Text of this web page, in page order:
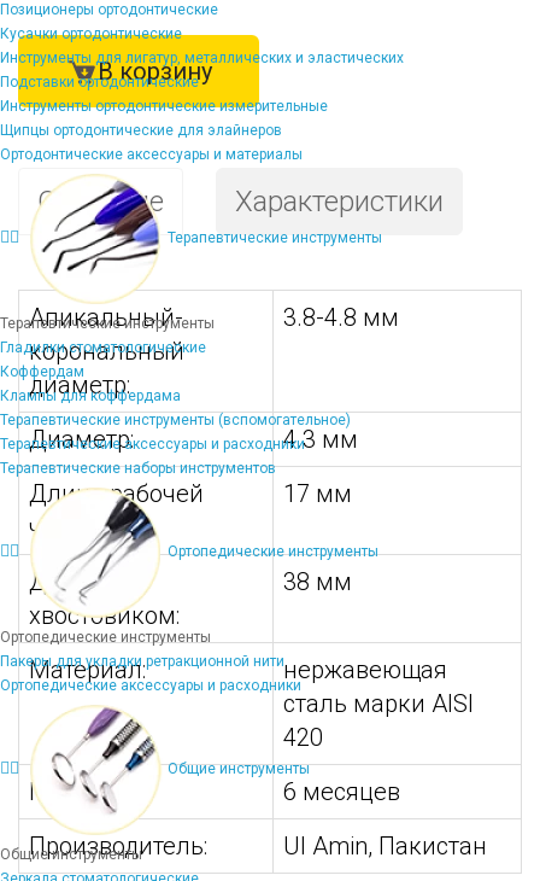
Позиционеры ортодонтические
Кусачки ортодонтические
Инструменты для лигатур, металлических и эластических
Подставки ортодонтические
Инструменты ортодонтические измерительные
Щипцы ортодонтические для элайнеров
Ортодонтические аксессуары и материалы
Терапевтические инструменты
Терапевтические инструменты
Гладилки стоматологические
Коффердам
Клампы для коффердама
Терапевтические инструменты (вспомогательное)
Терапевтические аксессуары и расходники
Терапевтические наборы инструментов
Ортопедические инструменты
Ортопедические инструменты
Пакеры для укладки ретракционной нити
Ортопедические аксессуары и расходники
Общие инструменты
Общие инструменты
В корзину
Описание Характеристики
Апикальный-
корональный
диаметр:
3.8-4.8 мм
Диаметр:
4.3 мм
Длина рабочей
части:
17 мм
Длина с
хвостовиком:
38 мм
Материал:
нержавеющая
сталь марки AISI
420
Гарантия:
6 месяцев
Производитель:
Ul Amin, Пакистан